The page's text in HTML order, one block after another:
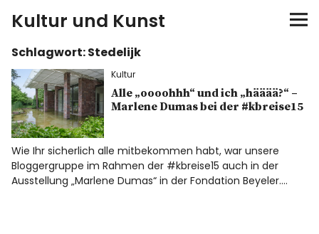
Kultur und Kunst
kultur & kunst
Ausstellungen
Spiele
Konzerte
Schlagwort:Stedelijk
Kultur
Alle „oooohhh“ und ich „hääää?“ –
Marlene Dumas bei der #kbreise15
Wie Ihr sicherlich alle mitbekommen habt, war unsere
Bloggergruppe im Rahmen der #kbreise15 auch in der
Ausstellung „Marlene Dumas“ in der Fondation Beyeler.…